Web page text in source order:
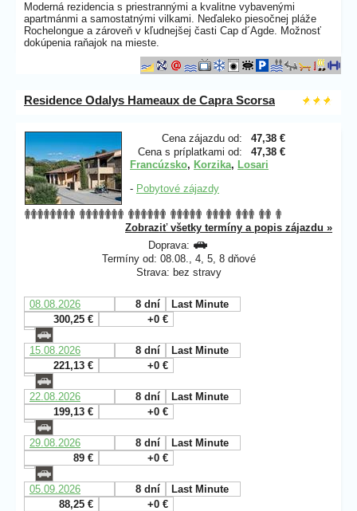
Moderná rezidencia s priestrannými a kvalitne vybavenými
apartmánmi a samostatnými vilkami. Neďaleko piesočnej pláže
Rochelongue a zároveň v kľudnejšej časti Cap d´Agde. Možnosť
dokúpenia raňajok na mieste.
Residence Odalys Hameaux de Capra Scorsa
Cena zájazdu od:
47,38 €
Cena s príplatkami od:
47,38 €
Francúzsko, Korzika, Losari
- Pobytové zájazdy
Zobraziť všetky termíny a popis zájazdu »
Doprava:
Termíny od: 08.08., 4, 5, 8 dňové
Strava: bez stravy
08.08.2026 8 dní
Last Minute
300,25 €
+0 €
15.08.2026 8 dní
Last Minute
221,13 €
+0 €
22.08.2026 8 dní
Last Minute
199,13 €
+0 €
29.08.2026 8 dní
Last Minute
89 €
+0 €
05.09.2026 8 dní
Last Minute
88,25 €
+0 €